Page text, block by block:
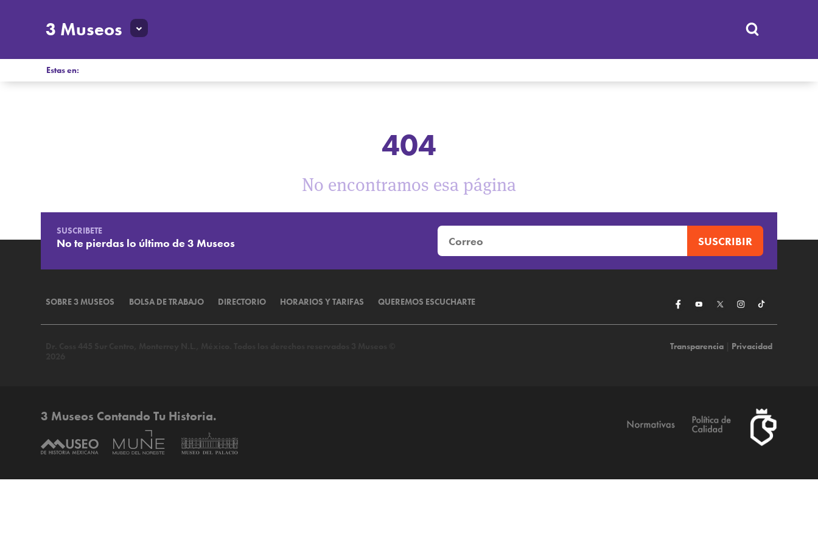
3 Museos
Estas en:
404
No encontramos esa página
SUSCRIBETE
No te pierdas lo último de 3 Museos
SOBRE 3 MUSEOS BOLSA DE TRABAJO DIRECTORIO HORARIOS Y TARIFAS QUEREMOS ESCUCHARTE
Transparencia| Privacidad
3 Museos Contando Tu Historia.